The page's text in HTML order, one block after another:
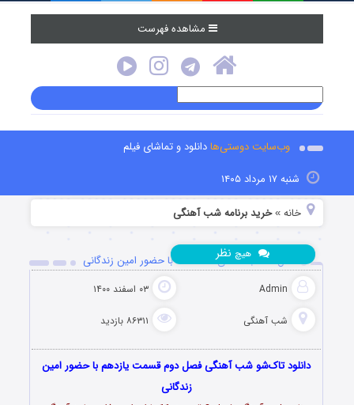
مشاهده فهرست
وب‌سایت دوستی‌هادانلود و تماشای فیلم
شنبه ۱۷ مرداد ۱۴۰۵
خانه »خرید برنامه شب آهنگی
فصل ۲ شب آهنگی قسمت ۱۱ با حضور امین زندگانی
Admin ۰۳ اسفند ۱۴۰۰
شب آهنگی ۸۶۳۱۱ بازدید
هیچ نظر
دانلود تاک‌شو شب آهنگی فصل دوم قسمت یازدهم با حضور امین
زندگانی